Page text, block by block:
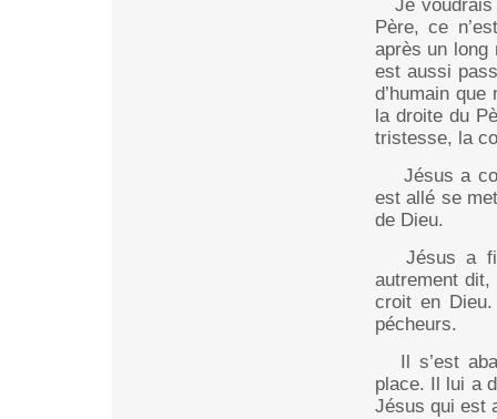
Je voudrais
Père, ce
après un long
est aussi
d’humain
la droite du
tristesse, la
Jésus a
est allé se
de Dieu.
Jésus a
autrement
croit en
pécheurs.
Il s’est
place. Il lui a
Jésus qui est